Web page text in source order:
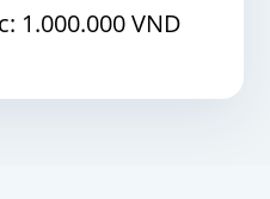
1.000.000 VND